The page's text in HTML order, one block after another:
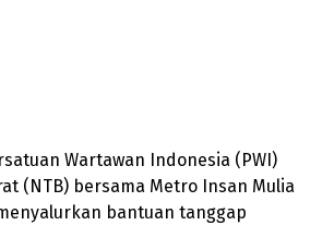
Wartawan Indonesia (PWI)
(NTB) bersama Metro Insan Mulia
bantuan tanggap